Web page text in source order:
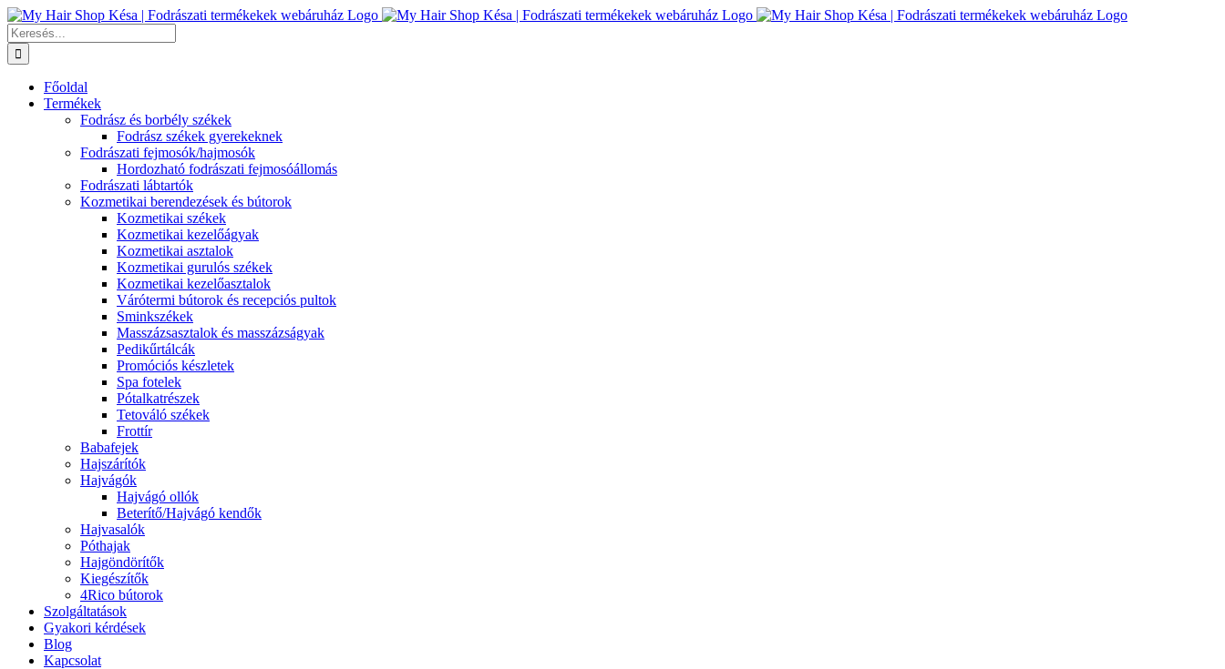
Kihagyás
Keresés...
Főoldal
Termékek
Fodrász és borbély székek
Fodrász székek gyerekeknek
Fodrászati fejmosók/hajmosók
Hordozható fodrászati fejmosóállomás
Fodrászati lábtartók
Kozmetikai berendezések és bútorok
Kozmetikai székek
Kozmetikai kezelőágyak
Kozmetikai asztalok
Kozmetikai gurulós székek
Kozmetikai kezelőasztalok
Várótermi bútorok és recepciós pultok
Sminkszékek
Masszázsasztalok és masszázságyak
Pedikűrtálcák
Promóciós készletek
Spa fotelek
Pótalkatrészek
Tetováló székek
Frottír
Babafejek
Hajszárítók
Hajvágók
Hajvágó ollók
Beterítő/Hajvágó kendők
Hajvasalók
Póthajak
Hajgöndörítők
Kiegészítők
4Rico bútorok
Szolgáltatások
Gyakori kérdések
Blog
Kapcsolat